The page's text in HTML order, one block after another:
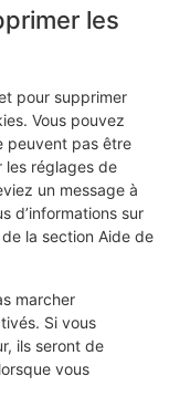
les
pour supprimer
Vous pouvez
peuvent pas être
les réglages de
un message à
d’informations sur
la section Aide de
marcher
Si vous
ils seront de
vous